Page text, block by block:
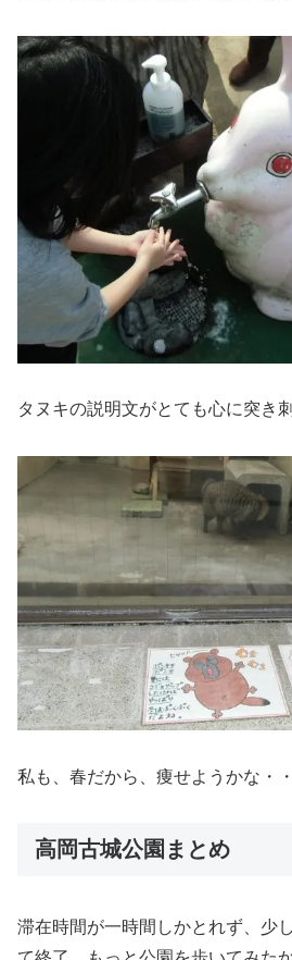
タヌキの説明文がとても心に突き
私も、春だから、痩せようかな・
高岡古城公園まとめ
滞在時間が一時間しかとれず、少